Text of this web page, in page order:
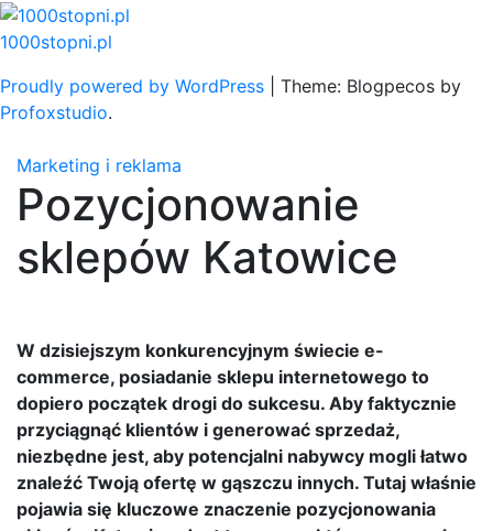
Skip
to
1000stopni.pl
Proudly powered by WordPress
Theme: Blogpecos by
Profoxstudio.
Marketing i reklama
Pozycjonowanie
sklepów Katowice
W dzisiejszym konkurencyjnym świecie e-
commerce, posiadanie sklepu internetowego to
dopiero początek drogi do sukcesu. Aby faktycznie
przyciągnąć klientów i generować sprzedaż,
niezbędne jest, aby potencjalni nabywcy mogli łatwo
znaleźć Twoją ofertę w gąszczu innych. Tutaj właśnie
pojawia się kluczowe znaczenie pozycjonowania